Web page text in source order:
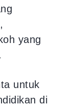
yang
untuk
di